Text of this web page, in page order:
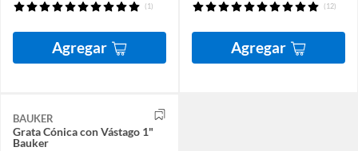
(1)
Agregar
(12)
Agregar
BAUKER
Grata Cónica con Vástago 1"
Bauker